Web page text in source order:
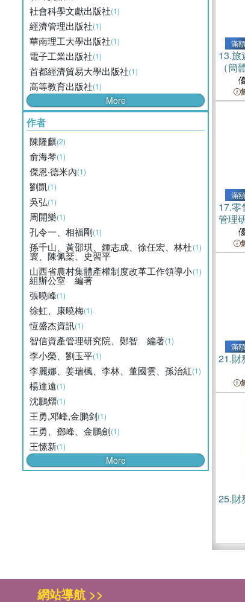
社會科學文獻出版社(1)
經濟管理出版社(1)
華南理工大學出版社(1)
電子工業出版社(1)
首都經濟貿易大學出版社(1)
高等教育出版社(1)
More
作者
陳隆麒(2)
俞海琴(1)
傑恩‧德米內(1)
劉凱(1)
吳弘(1)
周開樂(1)
孔令一、相福剛(1)
孫千山、黃邵琪、鍾志成、徐任宏、林杜
寰、陳佩棻、史習平
(1)
山西省農村集體產權制度改革工作領導小
組辦公室 編著
(1)
張曉峰(1)
徐虹、康曉梅(1)
恆盛杰資訊(1)
智信資產管理研究院、鄭智 編著(1)
李小榮、劉玉平(1)
李麗娜、姜瑞楓、李林、董國雲、孫治紅(1)
楊達遠(1)
沈鵬熠(1)
王勇,邓峰,金鹏剑(1)
王勇、鄧峰、金鵬劍(1)
王愫新(1)
More
滿
13.旅
（簡
滿
17.零
管理
滿
21.財
25.財
網站導航 >>